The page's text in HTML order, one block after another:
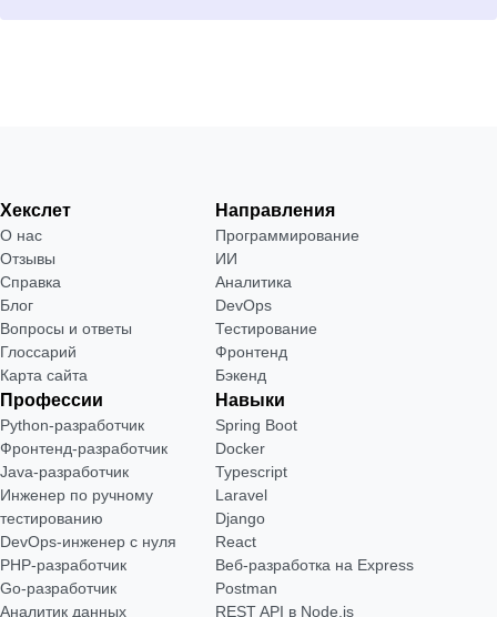
Хекслет
О нас
Отзывы
Справка
Блог
Вопросы и ответы
Глоссарий
Карта сайта
Направления
Программирование
ИИ
Аналитика
DevOps
Тестирование
Фронтенд
Бэкенд
Профессии
Python-разработчик
Фронтенд-разработчик
Java-разработчик
Инженер по ручному
тестированию
DevOps-инженер с нуля
РНР-разработчик
Go-разработчик
Аналитик данных
Навыки
Spring Boot
Docker
Typescript
Laravel
Django
React
Веб-разработка на Express
Postman
REST API в Node.js